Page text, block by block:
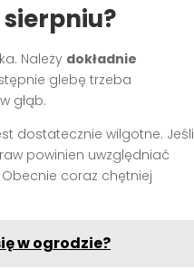
Należy dokładnie
glebę trzeba
głąb.
dostatecznie wilgotne. Jeśli
powinien uwzględniać
coraz chętniej
w ogrodzie?